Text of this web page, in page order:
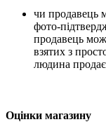
чи продавець
фото-
продавець
взятих з
людина продає
Оцінки магазину